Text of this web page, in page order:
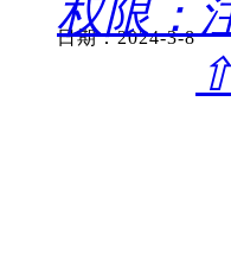
权限：
日期：2024-3-8